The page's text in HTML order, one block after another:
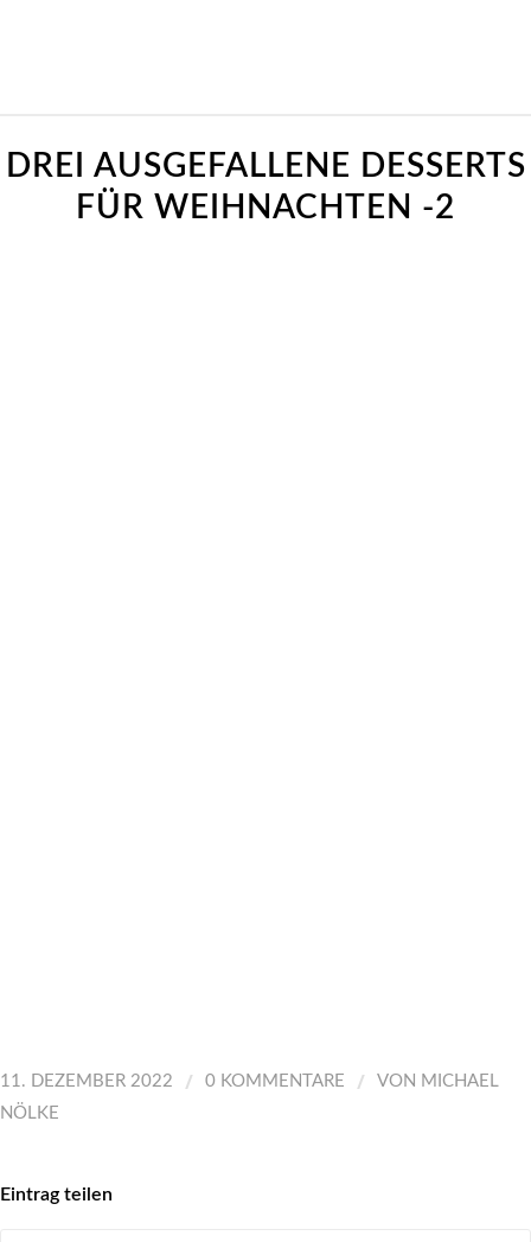
DREI AUSGEFALLENE DESSERTS
FÜR WEIHNACHTEN -2
11. DEZEMBER 2022 / 0 KOMMENTARE / VON MICHAEL
NÖLKE
Eintrag teilen